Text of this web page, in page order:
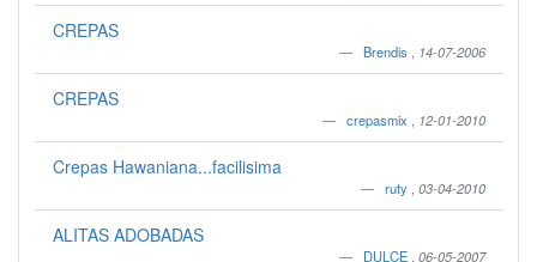
CREPAS
Brendis 14-07-2006
CREPAS
crepasmix 12-01-2010
Crepas Hawaniana...facilisima
ruty 03-04-2010
ALITAS ADOBADAS
DULCE 06-05-2007